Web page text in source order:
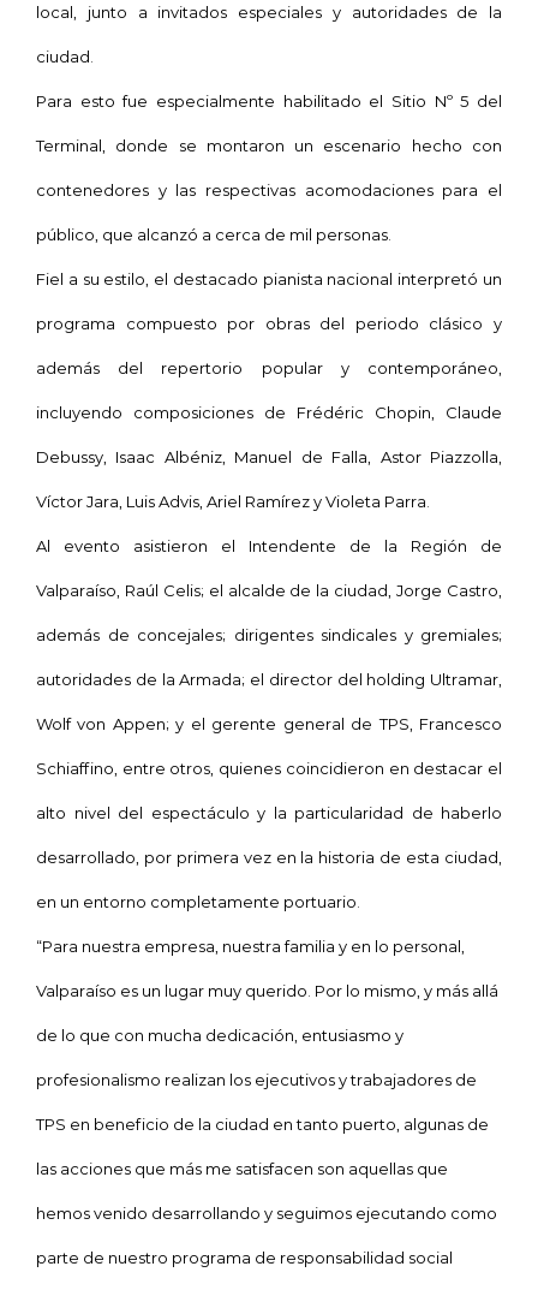
local, junto a invitados especiales y autoridades de la
ciudad.
Para esto fue especialmente habilitado el Sitio Nº 5 del
Terminal, donde se montaron un escenario hecho con
contenedores y las respectivas acomodaciones para el
público, que alcanzó a cerca de mil personas.
Fiel a su estilo, el destacado pianista nacional interpretó un
programa compuesto por obras del periodo clásico y
además del repertorio popular y contemporáneo,
incluyendo composiciones de Frédéric Chopin, Claude
Debussy, Isaac Albéniz, Manuel de Falla, Astor Piazzolla,
Víctor Jara, Luis Advis, Ariel Ramírez y Violeta Parra.
Al evento asistieron el Intendente de la Región de
Valparaíso, Raúl Celis; el alcalde de la ciudad, Jorge Castro,
además de concejales; dirigentes sindicales y gremiales;
autoridades de la Armada; el director del holding Ultramar,
Wolf von Appen; y el gerente general de TPS, Francesco
Schiaffino, entre otros, quienes coincidieron en destacar el
alto nivel del espectáculo y la particularidad de haberlo
desarrollado, por primera vez en la historia de esta ciudad,
en un entorno completamente portuario.
“Para nuestra empresa, nuestra familia y en lo personal,
Valparaíso es un lugar muy querido. Por lo mismo, y más allá
de lo que con mucha dedicación, entusiasmo y
profesionalismo realizan los ejecutivos y trabajadores de
TPS en beneficio de la ciudad en tanto puerto, algunas de
las acciones que más me satisfacen son aquellas que
hemos venido desarrollando y seguimos ejecutando como
parte de nuestro programa de responsabilidad social